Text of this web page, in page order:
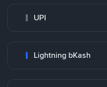
UPI
Lightning bKash